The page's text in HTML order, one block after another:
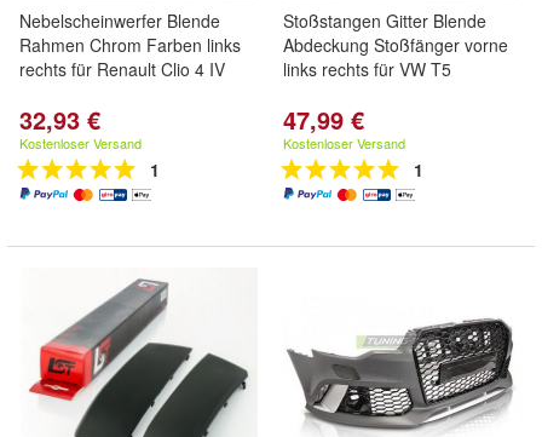
Nebelscheinwerfer Blende
Rahmen Chrom Farben links
rechts für Renault Clio 4 IV
32,93 €
Kostenloser Versand
1
Stoßstangen Gitter Blende
Abdeckung Stoßfänger vorne
links rechts für VW T5
47,99 €
Kostenloser Versand
1